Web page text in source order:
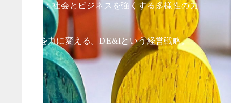
DE&I：社会とビジネスを強くする多様性の力
違いを力に変える。DE&Iという経営戦略。